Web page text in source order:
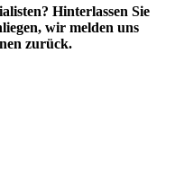
Hinterlassen Sie
wir melden uns
zurück.